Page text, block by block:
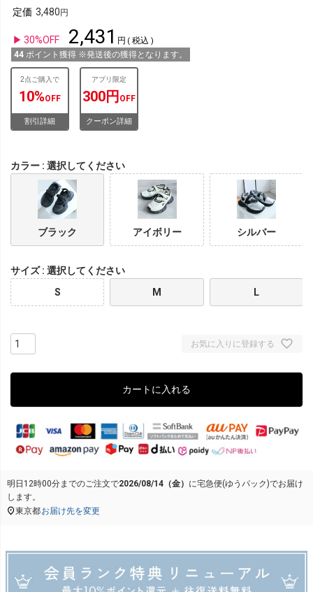
定価 3,480
30%OFF 2,431
税込
44 ポイント獲得 ※発送後の獲得となります。
2点ご購入で
10%OFF
割引詳細
アプリ限定
300円 OFF
クーポン詳細
カラー 選択してください
ブラック アイボリー シルバー
サイズ
選択してください
S
M L
お気に入りに登録する
カートに入れる
明日 12時00分までのご注文で2026/08/14（金） に宅急便(ゆうパック)でお届け
します。
東京都お届け先を変更